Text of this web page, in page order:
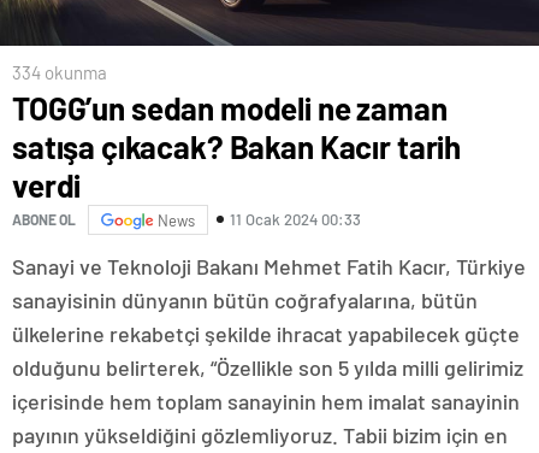
334 okunma
TOGG’un sedan modeli ne zaman
satışa çıkacak? Bakan Kacır tarih
verdi
ABONE OL News 11 Ocak 2024 00:33
Sanayi ve Teknoloji Bakanı Mehmet Fatih Kacır, Türkiye
sanayisinin dünyanın bütün coğrafyalarına, bütün
ülkelerine rekabetçi şekilde ihracat yapabilecek güçte
olduğunu belirterek, “Özellikle son 5 yılda milli gelirimiz
içerisinde hem toplam sanayinin hem imalat sanayinin
payının yükseldiğini gözlemliyoruz. Tabii bizim için en